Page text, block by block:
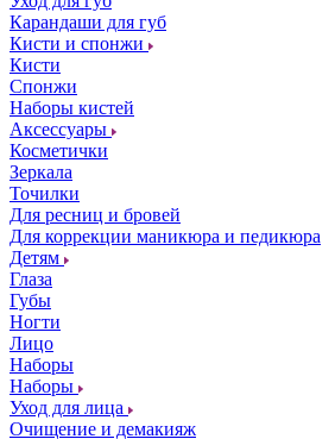
Карандаши для губ
Кисти и спонжи
Кисти
Спонжи
Наборы кистей
Аксессуары
Косметички
Зеркала
Точилки
Для ресниц и бровей
Для коррекции маникюра и педикюра
Детям
Глаза
Губы
Ногти
Лицо
Наборы
Наборы
Уход для лица
Очищение и демакияж